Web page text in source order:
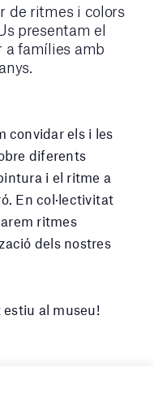
de ritmes i colors
presentam el
a famílies amb
convidar els i les
diferents
i el ritme a
En col·lectivitat
ritmes
dels nostres
al museu!